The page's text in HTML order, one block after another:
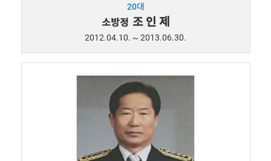
20대
소방정 조 인 제
2012.04.10. ~ 2013.06.30.